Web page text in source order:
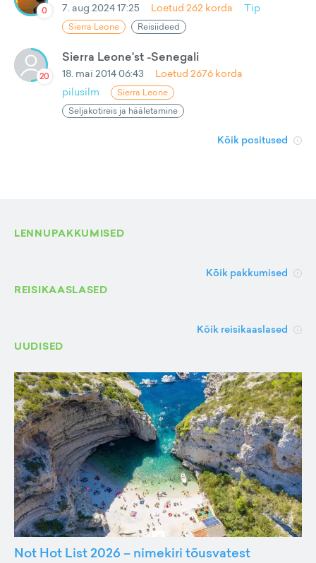
0 7. aug 2024 17:25 Loetud 262 korda Tip
Sierra Leone Reisiideed
20
Sierra Leone'st -Senegali
18. mai 2014 06:43 Loetud 2676 korda
pilusilm
Sierra Leone
Seljakotireis ja hääletamine
Kõik positused
LENNUPAKKUMISED
Kõik pakkumised
REISIKAASLASED
Kõik reisikaaslased
UUDISED
Not Hot List 2026 – nimekiri tõusvatest